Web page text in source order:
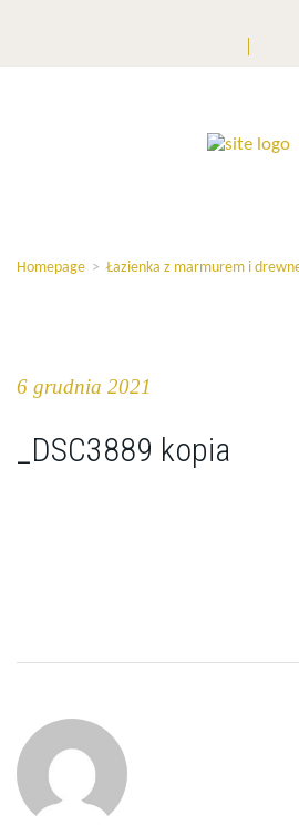
Homepage > Łazienka z marmurem i
6 grudnia 2021
_DSC3889 kopia